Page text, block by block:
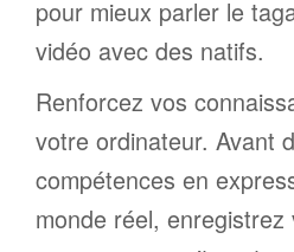
pour mieux parler le
vidéo avec des natifs.
Renforcez vos
votre ordinateur. Avant
compétences en
monde réel,